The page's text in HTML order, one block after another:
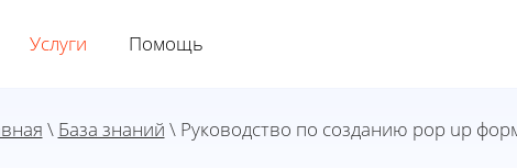
Услуги Помощь
\ База знаний \ Руководство по созданию pop up